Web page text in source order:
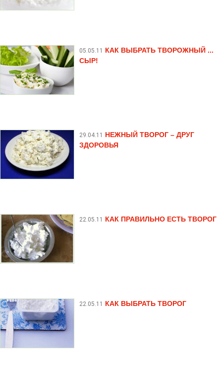
05.05.11 КАК ВЫБРАТЬ ТВОРОЖНЫЙ ...
СЫР!
29.04.11 НЕЖНЫЙ ТВОРОГ – ДРУГ
ЗДОРОВЬЯ
22.05.11 КАК ПРАВИЛЬНО ЕСТЬ ТВОРОГ
22.05.11 КАК ВЫБРАТЬ ТВОРОГ